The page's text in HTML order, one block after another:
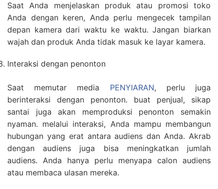
Saat Anda menjelaskan produk atau promosi toko
Anda dengan keren, Anda perlu mengecek tampilan
depan kamera dari waktu ke waktu. Jangan biarkan
wajah dan produk Anda tidak masuk ke layar kamera.
Interaksi dengan penonton
Saat memutar media PENYIARAN, perlu juga
berinteraksi dengan penonton. buat penjual, sikap
santai juga akan memproduksi penonton semakin
nyaman. melalui interaksi, Anda mampu membangun
hubungan yang erat antara audiens dan Anda. Akrab
dengan audiens juga bisa meningkatkan jumlah
audiens. Anda hanya perlu menyapa calon audiens
atau membaca ulasan mereka.